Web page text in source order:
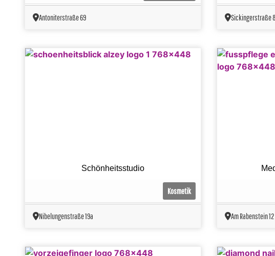
Antoniterstraße 69 Sickingerstraße 8
Schönheitsstudio
Kosmetik
Nibelungenstraße 19a Am Rabenstein 12